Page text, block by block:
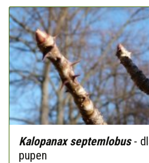
Kalopanax septemlobus-
pupen